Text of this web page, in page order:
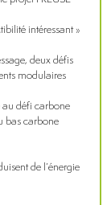
intéressant »
deux défis
modulaires
au défi carbone
bas carbone
de l’énergie